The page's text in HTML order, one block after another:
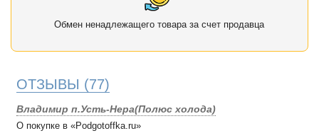
Обмен ненадлежащего товара за счет продавца
ОТЗЫВЫ (77)
Владимир п.Усть-Нера(Полюс холода)
О покупке в «Podgotoffka.ru»